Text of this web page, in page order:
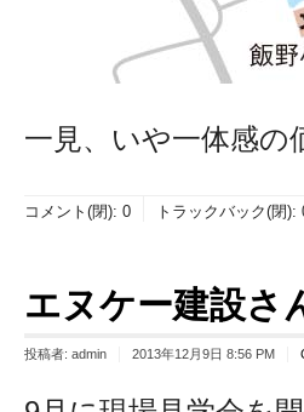
一見、いや一体感の
コメント(閉): 0 トラックバック(閉):
エヌケー建設
投稿者: admin 2013年12月9日 8:56 PM